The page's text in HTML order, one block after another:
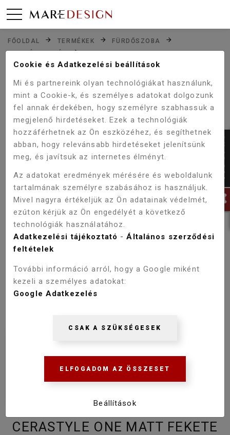
FŐOLDAL TERMÉKEK
FÜRDŐSZOBA
MOSDÓKAGYLÓK
CERASTYLE ONE MATT FEKETE 55X45 CM PULTRA
CERASTYLE ONE MATT FEKETE
Cookie és Adatkezelési beállítások
Mi és partnereink olyan technológiákat használunk,
mint a Cookie-k, és személyes adatokat dolgozunk
fel annak érdekében, hogy személyre szabhassuk a
megjelenő hirdetéseket. Ezek a technológiák
hozzáférhetnek az Ön eszközéhez, és segíthetnek
abban, hogy relevánsabb hirdetéseket jelenítsünk
meg, és javítsuk az internetes élményt.
Az adatokat eredmények mérésére és weboldalunk
tartalmának személyre szabásához is használjuk.
Mivel nagyra értékeljük az Ön adatainak védelmét,
ezúton kérjük az Ön engedélyét a következő
technológiák használatához.
Adatkezelési tájékoztató -Általános szerződési
feltételek
További információ arról, hogy a Google miként
kezeli a személyes adatokat:
Google Adatkezelés
CSAK A SZÜKSÉGESEK
ELFOGADOM AZ ÖSSZESET
Beállítások